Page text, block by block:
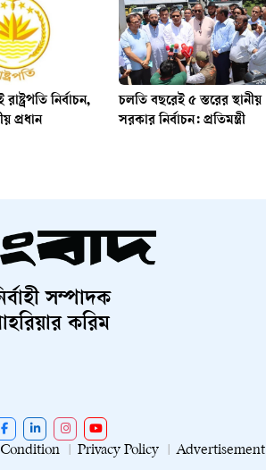
নির্বাচন,
প্রধান
চলতি বছরেই ৫ স্তরের স্থানীয়
সরকার নির্বাচন: প্রতিমন্ত্রী
সম্পাদক
করিম
Privacy Policy Advertisement